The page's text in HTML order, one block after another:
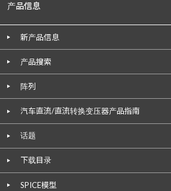
产品信息
新产品信息
产品搜索
阵列
汽车直流/直流转换变压器产品指南
话题
下载目录
SPICE模型